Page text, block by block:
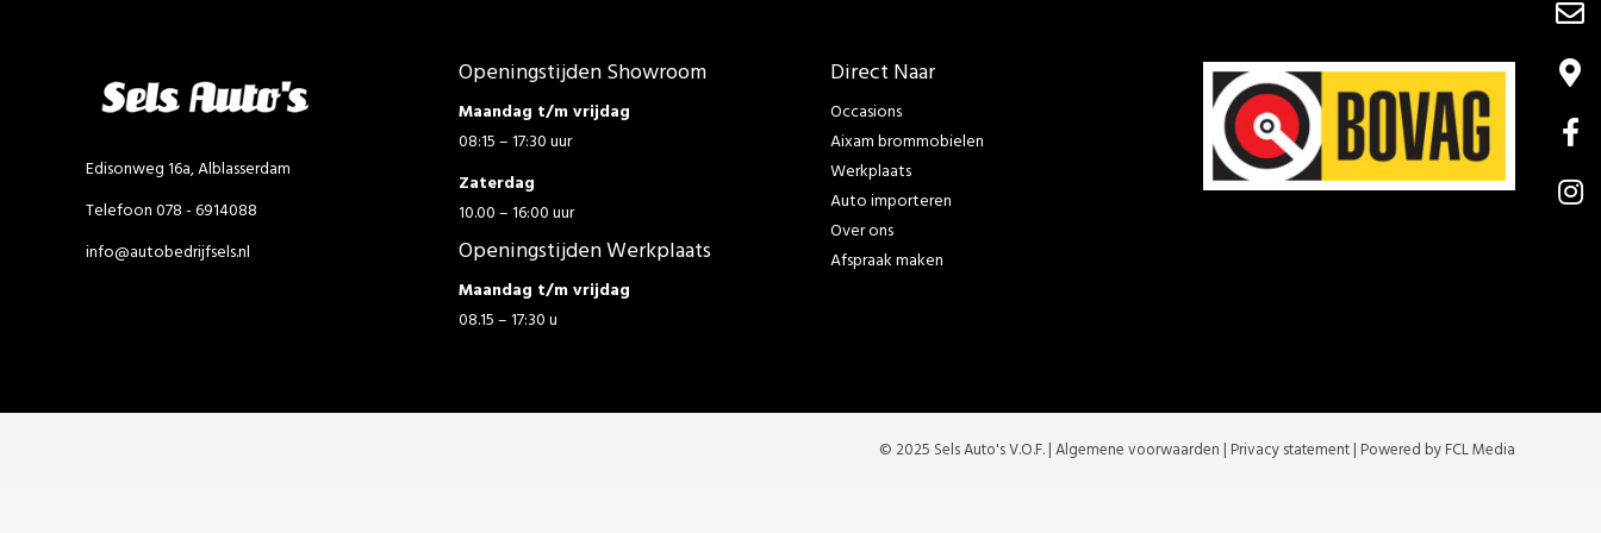
Edisonweg 16a, Alblasserdam
Telefoon 078 - 6914088
info@autobedrijfsels.nl
Openingstijden Showroom
Maandag t/m vrijdag
08:15 – 17:30 uur
Zaterdag
10.00 – 16:00 uur
Openingstijden Werkplaats
Maandag t/m vrijdag
08.15 – 17:30 u
Direct Naar
Occasions
Aixam brommobielen
Werkplaats
Auto importeren
Over ons
Afspraak maken
© 2025 Sels Auto's V.O.F. |Algemene voorwaarden | Privacy statement| Powered by FCL Media